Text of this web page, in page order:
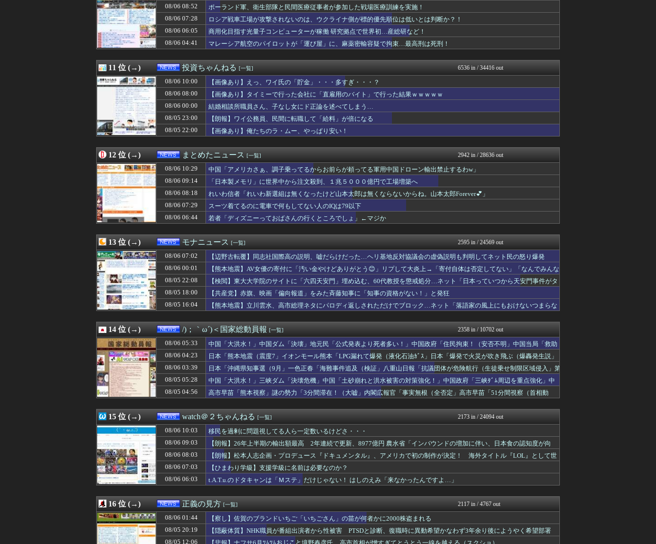
08/06 06:03
t.A.T.u.のドタキャンは「Ｍステ」だけじゃない！ はしのえみ「来なかった...
08/06 06:00
そりゃデジタル教材では頭に残らないわけだ…東大教授｢北欧が今､こぞって紙に回帰...
常識的に考えた
08/06 06:00
【ひまわり学級】支援学級に名前は必要なのか
みそパンNEWS
08/06 06:00
【子なし夫婦】後悔より周囲の攻撃が怖い…アラサー夫婦の本音
08/06 05:55
JNN世論調査 高市内閣の支持率59.2% 先月調査から6.7ポイント下落・・...
国難にあってもの申す！！
08/06 05:46
【悲報】アイドルが歌下手な理由
まとめたニュース
08/06 05:33
中国「大洪水！」中国ダム「決壊」地元民「公式発表より死者多い！」中国政府「住民...
/)；｀ω´)＜国家総動...
08/06 05:12
【悲報】菊地亜美「夫は日本で仕事、私と子供はマレーシア、夫は毎月会いに来る」←...
NEWSまとめもりー｜2c...
08/06 05:10
【予算100万】市長「特定外来生物クビアカは気持ち悪い虫だしそんな需要ないと思...
08/06 05:03
【動画】大阪府警の犯人射殺動画、全く撃ち殺す必要なかったｗｗｗｗｗｗｗｗｗｗｗ
08/06 05:00
【天文】その名は「NINJA」 すばる望遠鏡の新しい観測装置が2026年夏から...
常識的に考えた
08/06 05:00
高市首相、飲食料品の消費税1％を閣議決定 ◯◯をチラつかせて財務省を黙らせる
08/06 05:00
「日本人の祖先はいったい何者なのか」 古代ゲノム研究が解き明かす現代人・縄文人...
08/06 05:00
【職場BBQ】持っていくべき最強アイテムは？肉より喜ばれる意外なもの
08/06 04:55
東京都町田市名物「イチョウ」54本が一斉に枯れる 伐採した木に使った除草剤が根...
国難にあってもの申す！！
08/06 04:41
マレーシア航空のパイロットが「運び屋」に、麻薬密輸容疑で拘束…最高刑は死刑！
軍事・ミリタリー速報☆彡
08/06 04:23
日本「熊本地震（震度7」イオンモール熊本「LPG漏れて爆発（液化石油ｶﾞｽ」日...
/)；｀ω´)＜国家総動...
08/06 04:12
【消費税減税】農家、ガチで『悲鳴』を上げてしまう・・・・・
NEWSまとめもりー｜2c...
08/06 04:09
死去した有名作家の遺作が予約開始、すると『信じられない問い合わせがあった』と書...
08/06 04:03
【画像】松本人志さん、大勢の若いファンに囲まれてご満悦wwwwwwwwwwww...
watch＠２ちゃんねる
08/06 04:00
【気象】過去最高21.0度、海の熱がエルニーニョ現象を激甚化させる理由
常識的に考えた
08/06 04:00
【独身男性】顔は悪くないのに結婚できない…ネット民の本音と自己責任論の逆説
08/06 03:55
医師解説…飲酒後の「締めのラーメン欲」の原因は？ 脳の錯覚と真実 [8/5]
08/06 03:39
日本「沖縄県知事選（9月」一色正春「海難事件追及（検証」八重山日報「抗議団体が...
/)；｀ω´)＜国家総動...
08/06 03:12
【悲報】ヒカルさん、落語の途中で『異常事態』が発生してしまう！！！！！
NEWSまとめもりー｜2c...
08/06 03:05
一生独身だけどいつ家買えばいいと思う？
大艦巨砲主義！
08/06 03:03
【悲報】 週刊少年ジャンプさん、最大発行部数653万部から急降下でついに100...
watch＠２ちゃんねる
08/06 03:00
病院の屋上で患者を見つめる「死神」逮捕されるｗｗｗｗｗｗｗ
オレ的ゲーム速報＠刃
08/06 03:00
【気象】冷たく湿った風「やませ」が近い将来「暖かいやませ」に変わるかも?最新の...
常識的に考えた
08/06 03:00
【マクド】関西だけ「マクド」呼ばわり、公式「マック」との断絶が示す地域文化の逆...
モッコスヌ〜ン
08/06 02:55
【画像】福岡、こんなのが普通に走ってるｗｗｗｗｗｗｗｗｗｗｗｗｗｗｗｗｗｗｗｗ...
まとめたニュース
08/06 02:55
女「車で事故った相手と付き合い始めました」 [8/5]
国難にあってもの申す！！
08/06 02:39
募金のピンハネ疑惑をかけられた某野党、「全額が被災地のために使用されます」と議...
U-1 NEWS.
08/06 02:13
元ジャングルポケットメンバーの斉藤慎二被告に懲役7年求刑 ロケバスで女性に性的...
理想ちゃんねる
08/06 02:07
【ニュース】高市内閣、在日外国人の生活保護にメス！！！！
あじあニュースちゃんねる
08/06 02:04
無職ニート生活楽しすぎワロタｗ
ふぇー速
08/06 02:00
学級会・掃除・日直などの「日本型教育」、アフリカ普及でユネスコと連携へ…エジプ...
常識的に考えた
08/06 02:00
「日本人の祖先はいったい何者なのか」 古代ゲノム研究が解き明かす現代人・縄文人...
黒マッチョニュース
08/06 02:00
【59歳カズ】「死ぬまで現役」宣言の真実：客寄せパンダか美談か、ネットの声を徹...
モッコスヌ〜ン
08/06 01:53
ガンプラ塗料の「GSIクレオス」が挑む次世代太陽電池…ペロブスカイトの対抗馬か...
軍事・ミリタリー速報☆彡
08/06 01:44
【察し】佐賀のブランドいちご「いちごさん」の苗が何者かに2000株盗まれる
正義の見方
08/06 01:40
中国外務省・毛寧報道官と自民党・小渕優子議員。そっくり説
にゅーすアルー！
08/06 01:38
鳩山由紀夫「財源を示せ、財政が持たないと、史上最悪の首相を倒さなければならない...
とりのまるやき（保守）
08/06 01:34
【は？】全国知事会、政府などに「多文化共生社会実現に向けた提言」を提出 「国は... もえるあじあ(･∀･)
08/06 08:52
ポーランド軍、衛生部隊と民間医療従事者が参加した戦場医療訓練を実施！
08/06 07:28
ロシア戦車工場が攻撃されないのは、ウクライナ側が標的優先順位は低いとは判断か？！
08/06 06:05
商用化目指す光量子コンピューターが稼働 研究拠点で世界初…産総研など！
08/06 04:41
マレーシア航空のパイロットが「運び屋」に、麻薬密輸容疑で拘束…最高刑は死刑！
11 位 (→) 投資ちゃんねる [一覧] 6536 in / 34416 out
08/06 10:00
【画像あり】えっ、ワイ氏の「貯金」・・・多すぎ・・・？
08/06 08:00
【画像あり】タイミーで行った会社に「直雇用のバイト」で行った結果ｗｗｗｗｗ
08/06 00:00
結婚相談所職員さん、子なし女にド正論を述べてしまう…
08/05 23:00
【朗報】ワイ公務員、民間に転職して「給料」が倍になる
08/05 22:00
【画像あり】俺たちのラ・ムー、やっぱり安い！
12 位 (→) まとめたニュース [一覧] 2942 in / 28636 out
08/06 10:29
中国「アメリカさぁ、調子乗ってるからお前らが頼ってる軍用中国ドローン輸出禁止するわw」
08/06 09:14
「日本製メモリ」に世界中から注文殺到、１兆５０００億円で工場増築へ
08/06 08:18
れいわ信者「れいわ新選組は無くなったけど山本太郎は無くならないからね。山本太郎Forever💕」
08/06 07:29
スーツ着てるのに電車で何もしてない人のIQは79以下
08/06 06:44
若者「ディズニーっておばさんの行くところでしょ」←マジか
13 位 (→) モナニュース [一覧] 2595 in / 24569 out
08/06 07:02
【辺野古転覆】同志社国際高の説明、嘘だらけだった…ヘリ基地反対協議会の虚偽説明も判明してネット民の怒り爆発
08/06 00:01
【熊本地震】AV女優の寄付に「汚い金やけどありがとう😊」リプして大炎上→「寄付自体は否定してない」「なんでみんな
そんな汚い言葉使えるの😭」被害者面して火に油を注ぐ
08/05 22:08
【検閲】東大大学院のサイトに「六四天安門」埋め込む、60代教授を懲戒処分…ネット「日本っていつから天安門事件がタ
ブーになったの？」
08/05 18:00
【共産党】赤旗、映画「偏向報道」をみた斉藤知事に「知事の資格がない！」と発狂
08/05 16:04
【熊本地震】立川雲水、高市総理ネタにパロディ返しされただけでブロック…ネット「落語家の風上にもおけないつまらな
14 位 (→) /)；｀ω´)＜国家総動員報 [一覧] 2358 in / 10702 out
08/06 05:33
中国「大洪水！」中国ダム「決壊」地元民「公式発表より死者多い！」中国政府「住民拘束！（安否不明」中国当局「救助
隊動画も削除」台風13号「三峡ﾀﾞﾑ接近中」→
08/06 04:23
日本「熊本地震（震度7」イオンモール熊本「LPG漏れて爆発（液化石油ｶﾞｽ」日本「爆発で火災が吹き飛ぶ（爆轟発生説」
ハビタ「遺族説明の虚偽を認める（営業部長発言」→
08/06 03:39
日本「沖縄県知事選（9月」一色正春「海難事件追及（検証」八重山日報「抗議団体が危険航行（生徒乗せ制限区域侵入」第
三者委員会「抗議団体の構成組織は日本共産党」→
08/05 05:28
中国「大洪水！」三峡ダム「決壊危機」中国「土砂崩れと洪水被害の対策強化！」中国政府「三峡ﾀﾞﾑ周辺を重点強化」中
国ダム「決壊」中国「現場封鎖！（空撮削除」→
08/05 04:56
高市早苗「熊本視察」謎の勢力「3分間滞在！（大嘘」内閣広報官「事実無根（全否定」高市早苗「51分間視察（首相動
15 位 (→) watch＠２ちゃんねる [一覧] 2173 in / 24094 out
08/06 10:03
移民を過剰に問題視してる人ら一定数いるけどさ・・・
08/06 09:03
【朗報】26年上半期の輸出額最高 2年連続で更新、8977億円 農水省「インバウンドの増加に伴い、日本食の認知度が向
上」
08/06 08:03
【朗報】松本人志企画・プロデュース『ドキュメンタル』、アメリカで初の制作が決定！ 海外タイトル『LOL』として世
界25ヶ国・地域で展開
08/06 07:03
【ひまわり学級】支援学級に名前は必要なのか？
08/06 06:03
t.A.T.u.のドタキャンは「Ｍステ」だけじゃない！ はしのえみ「来なかったんですよ…」
16 位 (→) 正義の見方 [一覧] 2117 in / 4767 out
08/06 01:44
【察し】佐賀のブランドいちご「いちごさん」の苗が何者かに2000株盗まれる
08/05 20:19
【隠蔽体質】NHK職員が番組出演者から性被害 PTSDと診断、復職時に異動希望かなわず3年余り後にようやく希望部署
へ…異動できなかった理由、労組通じ申し入れで調査委設置
08/05 12:06